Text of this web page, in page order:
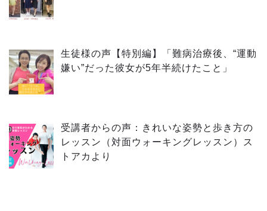
生徒様の声【特別編】「難病治療後、“運動
嫌い”だった彼女が5年半続けたこと」
受講者からの声：きれいな姿勢と歩き方の
レッスン（対面ウォーキングレッスン）ス
トアカより